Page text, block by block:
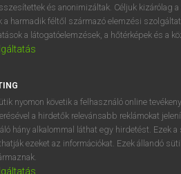
BELÉPÉS
és anonimizáltak. Céljuk kizárólag
a harmadik féltől származó elemzési
a látogatóelemzések, a hőtérképek és a
nyomon követik a felhasználó online
a hirdetők relevánsabb reklámokat
hány alkalommal láthat egy hirdetést. Ezek
ezeket az információkat. Ezek állandó
í y x c v b